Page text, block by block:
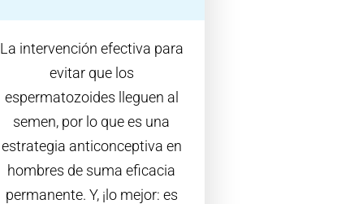
La intervención efectiva para
evitar que los
espermatozoides lleguen al
semen, por lo que es una
estrategia anticonceptiva en
hombres de suma eficacia
permanente. Y, ¡lo mejor: es